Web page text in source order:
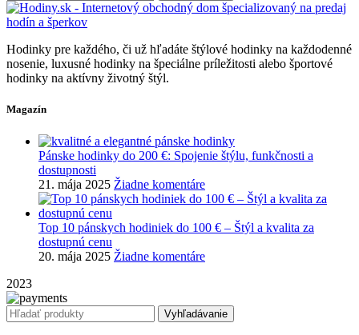
Hodinky pre každého, či už hľadáte štýlové hodinky na každodenné
nosenie, luxusné hodinky na špeciálne príležitosti alebo športové
hodinky na aktívny životný štýl.
Magazín
Pánske hodinky do 200 €: Spojenie štýlu, funkčnosti a
dostupnosti
21. mája 2025 Žiadne komentáre
Top 10 pánskych hodiniek do 100 € – Štýl a kvalita za
dostupnú cenu
20. mája 2025 Žiadne komentáre
2023
Vyhľadávanie